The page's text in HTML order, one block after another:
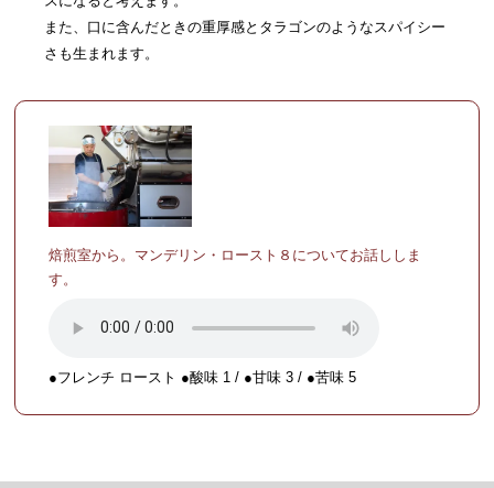
また、口に含んだときの重厚感とタラゴンのようなスパイシー
さも生まれます。
焙煎室から。マンデリン・ロースト８についてお話ししま
す。
●フレンチ ロースト ●酸味 1 / ●甘味 3 / ●苦味 5